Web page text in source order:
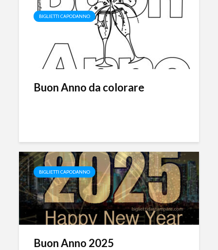
BIGLIETTI CAPODANNO
Buon Anno da colorare
BIGLIETTI CAPODANNO
Buon Anno 2025